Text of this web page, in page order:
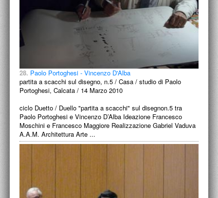
28. Paolo Portoghesi - Vincenzo D'Alba
partita a scacchi sul disegno, n.5 / Casa / studio di Paolo
Portoghesi, Calcata / 14 Marzo 2010
ciclo Duetto / Duello "partita a scacchi" sul disegnon.5 tra
Paolo Portoghesi e Vincenzo D’Alba Ideazione Francesco
Moschini e Francesco Maggiore Realizzazione Gabriel Vaduva
A.A.M. Architettura Arte ...